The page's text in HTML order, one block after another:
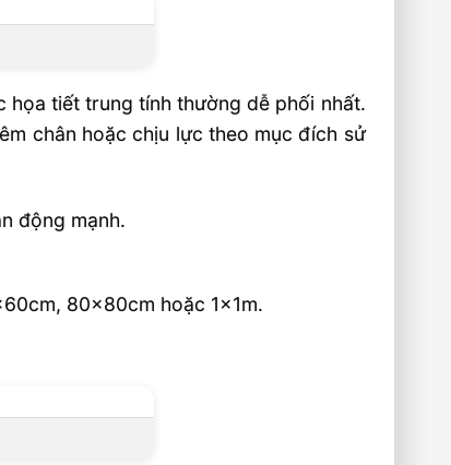
họa tiết trung tính thường dễ phối nhất.
chân hoặc chịu lực theo mục đích sử
động mạnh.
80x80cm hoặc 1x1m.